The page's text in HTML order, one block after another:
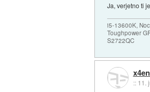
Ja, verjetno ti
i5-13600K,
Toughpower
S2722QC
:: 11.